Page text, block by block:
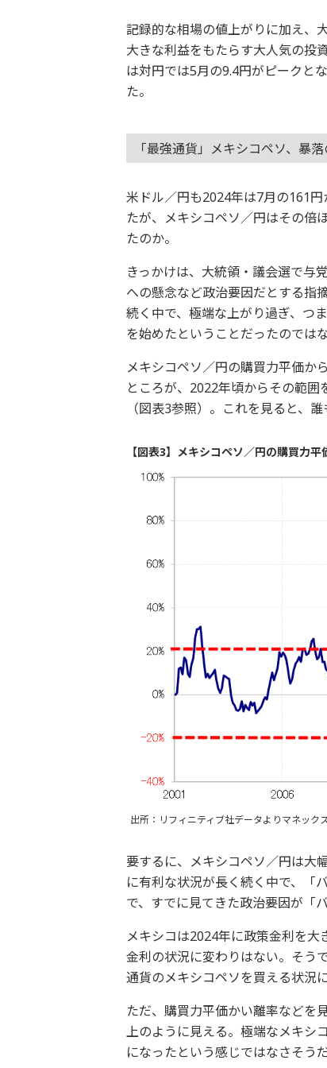
記録的な相場の値上がりに加え、
大きな利益をもたらす大人気の投
は対円では5月の9.4円がピークと
た。
「最強通貨」メキシコペソ、暴
米ドル／円も2024年は7月の161
たが、メキシコペソ／円はその倍
たのか。
きっかけは、大統領・議会選で与
への懸念など政治要因だとする指
続く中で、極端な上がり過ぎ、つ
を始めたということだったのではな
メキシコペソ／円の購買力平価か
ところが、2022年頃からその範
（図表3参照）。これを見ると、
【図表3】メキシコペソ／円の購買力平
出所：リフィニティブ社データよりマネック
要するに、メキシコペソ／円は大
に有利な状況が長く続く中で、「
で、すでに見てきた政治要因が「
メキシコは2024年に政策金利を
金利の状況に変わりはない。そう
通貨のメキシコペソを買える状況
ただ、購買力平価かい離率などを
上のように見える。極端なメキシ
になったという感じではなさそうだ